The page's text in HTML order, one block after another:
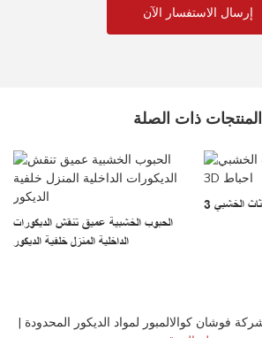
إرسال الاستفسار الآن
المنتجات ذات الصلة
الحبوب الخشبية عميق تنقش الديكورات
الداخلية المنزل خلفية الديكور